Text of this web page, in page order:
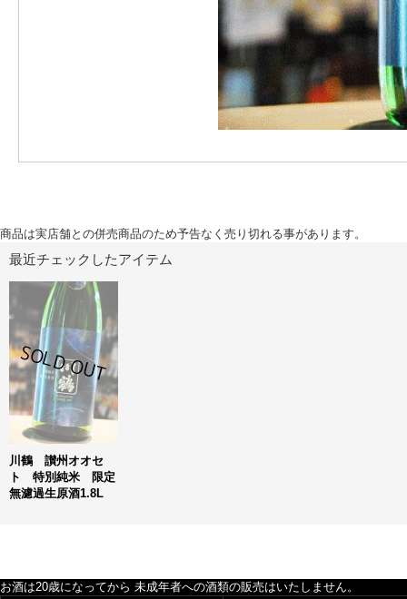
商品は実店舗との併売商品のため予告なく売り切れる事があります。
最近チェックしたアイテム
川鶴 讃州オオセ
ト 特別純米 限定
無濾過生原酒1.8L
お酒は20歳になってから 未成年者への酒類の販売はいたしません。